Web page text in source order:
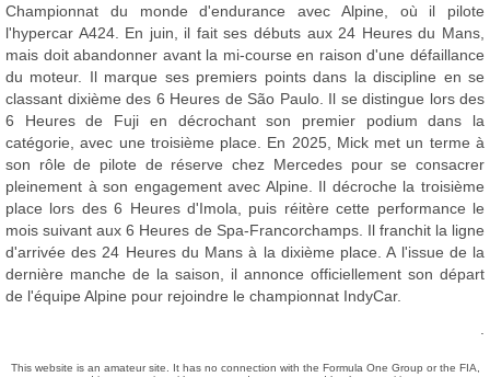
Championnat du monde d'endurance avec Alpine, où il pilote
l'hypercar A424. En juin, il fait ses débuts aux 24 Heures du Mans,
mais doit abandonner avant la mi-course en raison d'une défaillance
du moteur. Il marque ses premiers points dans la discipline en se
classant dixième des 6 Heures de São Paulo. Il se distingue lors des
6 Heures de Fuji en décrochant son premier podium dans la
catégorie, avec une troisième place. En 2025, Mick met un terme à
son rôle de pilote de réserve chez Mercedes pour se consacrer
pleinement à son engagement avec Alpine. Il décroche la troisième
place lors des 6 Heures d'Imola, puis réitère cette performance le
mois suivant aux 6 Heures de Spa-Francorchamps. Il franchit la ligne
d'arrivée des 24 Heures du Mans à la dixième place. A l'issue de la
dernière manche de la saison, il annonce officiellement son départ
de l'équipe Alpine pour rejoindre le championnat IndyCar.
This website is an amateur site. It has no connection with the Formula One Group or the FIA,